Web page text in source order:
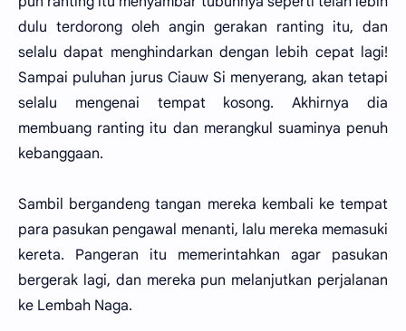
dulu terdorong oleh angin gerakan ranting itu, dan
selalu dapat menghindarkan dengan lebih cepat lagi!
Sampai puluhan jurus Ciauw Si menyerang, akan tetapi
selalu mengenai tempat kosong. Akhirnya dia
membuang ranting itu dan merangkul suaminya penuh
kebanggaan.
Sambil bergandeng tangan mereka kembali ke tempat
para pasukan pengawal menanti, lalu mereka memasuki
kereta. Pangeran itu memerintahkan agar pasukan
bergerak lagi, dan mereka pun melanjutkan perjalanan
ke Lembah Naga.